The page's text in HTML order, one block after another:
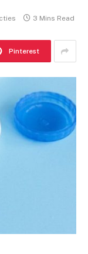
3 Mins Read
Pinterest